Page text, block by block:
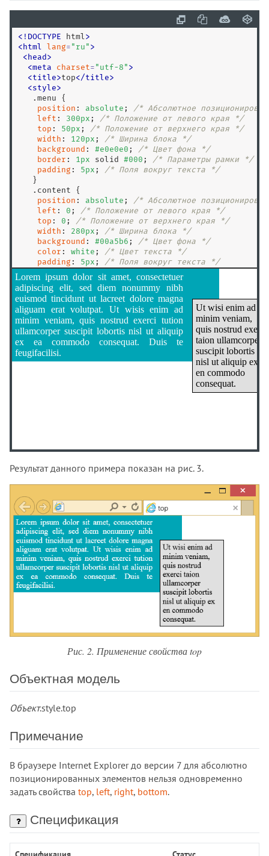
< ! DOCTYPE html >
<html lang= " ru " >
<head>
<meta charset= " utf-8 " >
<title>top</title>
<style>
.menu {
position : absolute ;
/* Абсолютное
left : 300px ;
/* Положение от левого края */
top : 50px ;
/* Положение от верхнего края */
width : 120px ;
/* Ширина блока */
background : #e0e0e0 ;
/* Цвет фона */
border : 1 px solid #000 ;
/* Параметры рамки */
padding : 5px ;
/* Поля вокруг текста */
   }
.content {
position : absolute ;
/* Абсолютное
left : 0 ;
/* Положение от левого края */
top : 0 ;
/* Положение от верхнего края */
width : 280px ;
/* Ширина блока */
background : #00a5b6 ;
/* Цвет фона */
color : white ;
/* Цвет текста */
padding : 5px ;
/* Поля вокруг текста */
padding-right: 60px; /* Отступ справа */
text-align: justify; /* Выравнивание по ширине
   }
</style>
</head>
<body>
<div class="content">
Lorem ipsum dolor sit amet, consectetuer
diem nonummy nibh euismod tincidunt ut lacreet
aliguam erat volutpat. Ut wisis enim ad minim
nostrud exerci tution ullamcorper suscipit
aliquip ex ea commodo consequat. Duis te
</html>
Результат данного примера показан на рис. 3.
Рис. 2. Применение свойства top
Объектная модель
Объект.style.top
Примечание
В браузере Internet Explorer до версии 7 для абсолютно
позиционированных элементов нельзя одновременно
задать свойства top, left, right, bottom.
Спецификация
Спецификация Статус
margin-top
math-style
max-block-size
max-height
max-inline-size
max-width
min-block-size
min-height
min-inline-size
min-width
mix-blend-mode
object-fit
object-position
opacity
order
orphans
outline
outline-color
outline-offset
outline-style
outline-width
overflow
padding-block
padding-bottom
padding-inline
padding-inline-end
padding-inline-start
padding-left
padding-right
padding-top
page-break-inside
place-content
place-self
position
quotes
resize
right
scroll-behavior